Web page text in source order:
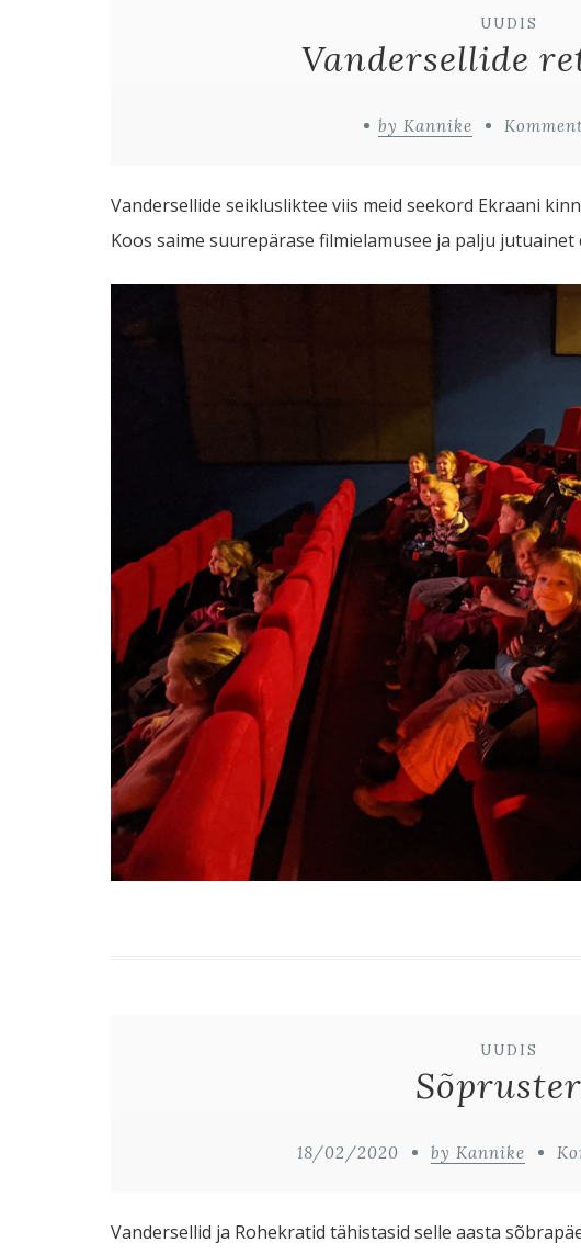
UUDIS
Vandersellide
by Kannike
Vandersellide seiklusliktee viis meid seekord Ekraani
Koos saime suurepärase filmielamusee ja palju jutuainet
UUDIS
18/02/2020 by Kannike
Vandersellid ja Rohekratid tähistasid selle aasta